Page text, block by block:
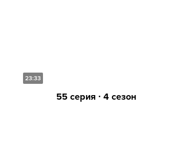
23:33
55 серия ∙ 4 сезон